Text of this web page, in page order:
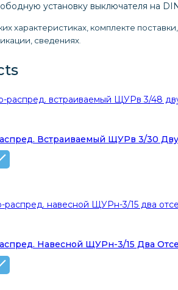
установку выключателя на
характеристиках, комплекте
сведениях.
Встраиваемый ЩУРв 3/30
Навесной ЩУРн-3/15 Два